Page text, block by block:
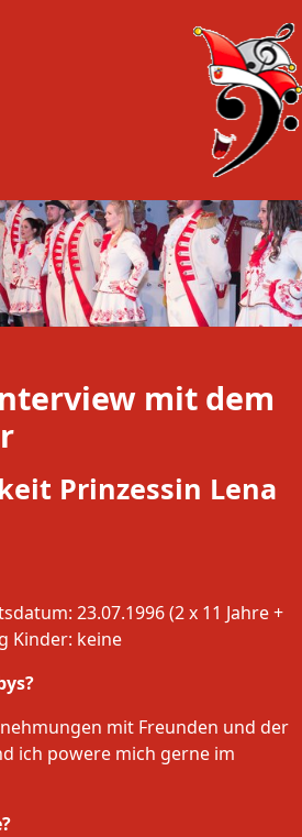
mit dem
Prinzessin Lena
23.07.1996 (2 x 11 Jahre +
Kinder: keine
mit Freunden und der
ich powere mich gerne im